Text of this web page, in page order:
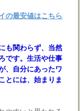
の最安値はこちら
も関わらず、当然
です。生活や仕事
、自分にあったワ
とには、始まりま